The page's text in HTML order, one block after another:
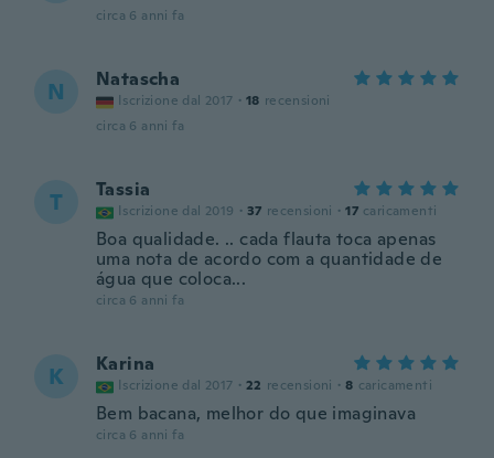
circa 6 anni fa
N Natascha
Iscrizione dal 2017 · 18 recensioni
circa 6 anni fa
T Tassia
Iscrizione dal 2019 · 37 recensioni · 17 caricamenti
Boa qualidade. .. cada flauta toca apenas
uma nota de acordo com a quantidade de
água que coloca...
circa 6 anni fa
K Karina
Iscrizione dal 2017 · 22 recensioni · 8 caricamenti
Bem bacana, melhor do que imaginava
circa 6 anni fa